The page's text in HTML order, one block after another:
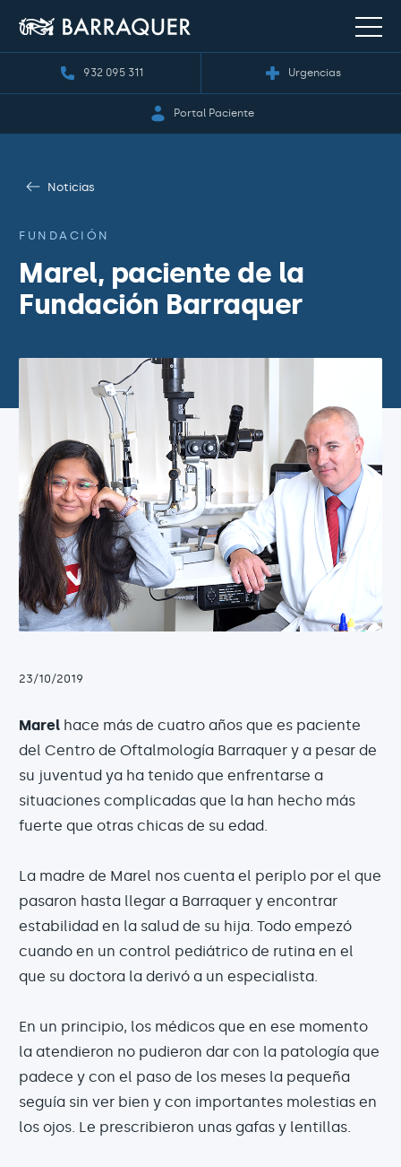
932 095 311 Urgencias
Portal Paciente
Noticias
FUNDACIÓN
Marel, paciente de la
Fundación Barraquer
23/10/2019
Marel hace más de cuatro años que es paciente
del Centro de Oftalmología Barraquer y a pesar de
su juventud ya ha tenido que enfrentarse a
situaciones complicadas que la han hecho más
fuerte que otras chicas de su edad.
La madre de Marel nos cuenta el periplo por el que
pasaron hasta llegar a Barraquer y encontrar
estabilidad en la salud de su hija. Todo empezó
cuando en un control pediátrico de rutina en el
que su doctora la derivó a un especialista.
En un principio, los médicos que en ese momento
la atendieron no pudieron dar con la patología que
padece y con el paso de los meses la pequeña
seguía sin ver bien y con importantes molestias en
los ojos. Le prescribieron unas gafas y lentillas.